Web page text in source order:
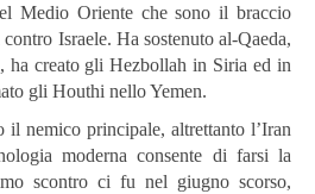
Medio Oriente che sono il braccio
Israele. Ha sostenuto al-Qaeda,
ha creato gli Hezbollah in Siria ed in
gli Houthi nello Yemen.
il nemico principale, altrettanto l’Iran
moderna consente di farsi la
scontro ci fu nel giugno scorso,